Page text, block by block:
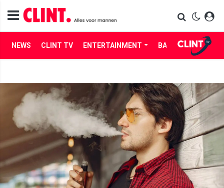
NEWS CLINT TV ENTERTAINMENT BABES LIFE